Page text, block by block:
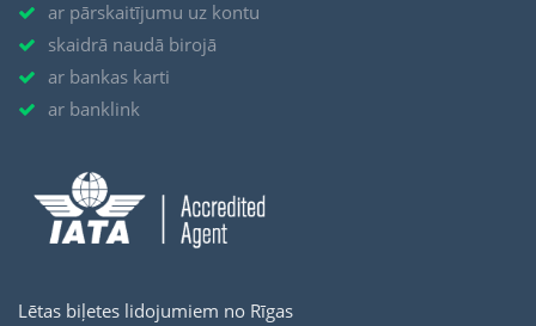
ar pārskaitījumu uz kontu
skaidrā naudā birojā
ar bankas karti
ar banklink
Lētas biļetes lidojumiem no Rīgas